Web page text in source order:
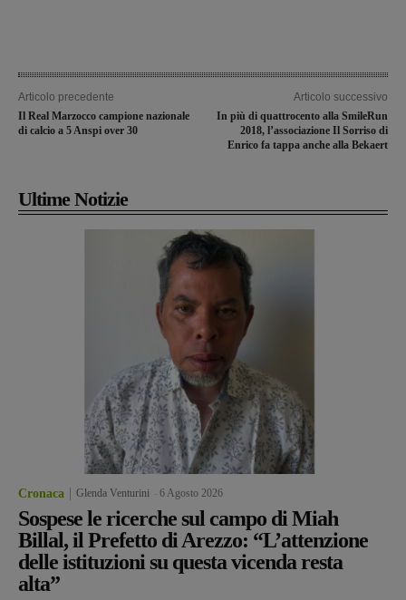
Articolo precedente
Il Real Marzocco campione nazionale
di calcio a 5 Anspi over 30
Articolo successivo
In più di quattrocento alla SmileRun
2018, l’associazione Il Sorriso di
Enrico fa tappa anche alla Bekaert
Ultime Notizie
Cronaca Glenda Venturini 6 Agosto 2026
Sospese le ricerche sul campo di Miah
Billal, il Prefetto di Arezzo: “L’attenzione
delle istituzioni su questa vicenda resta
alta”